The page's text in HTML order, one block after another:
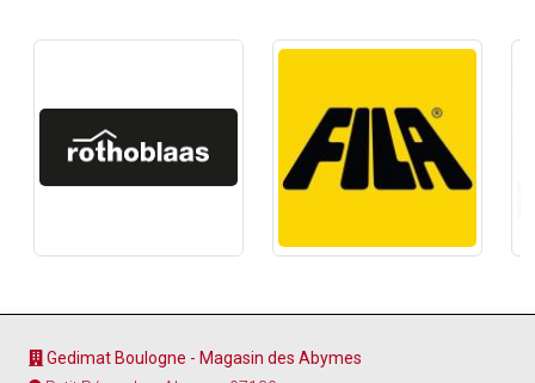
Gedimat Boulogne - Magasin des Abymes